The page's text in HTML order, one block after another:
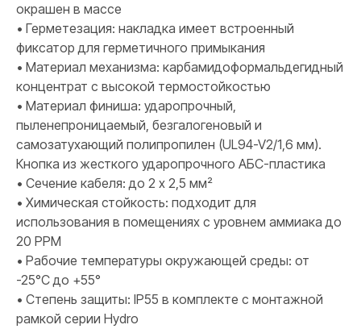
окрашен в массе
• Герметезация: накладка имеет встроенный
фиксатор для герметичного примыкания
• Материал механизма: карбамидоформальдегидный
концентрат с высокой термостойкостью
• Материал финиша: ударопрочный,
пыленепроницаемый, безгалогеновый и
самозатухающий полипропилен (UL94-V2/1,6 мм).
Кнопка из жесткого ударопрочного АБС-пластика
• Сечение кабеля: до 2 х 2,5 мм²
• Химическая стойкость: подходит для
использования в помещениях с уровнем аммиака до
20 PPM
• Рабочие температуры окружающей среды: от
-25°C до +55°
• Степень защиты: IP55 в комплекте с монтажной
рамкой серии Hydro